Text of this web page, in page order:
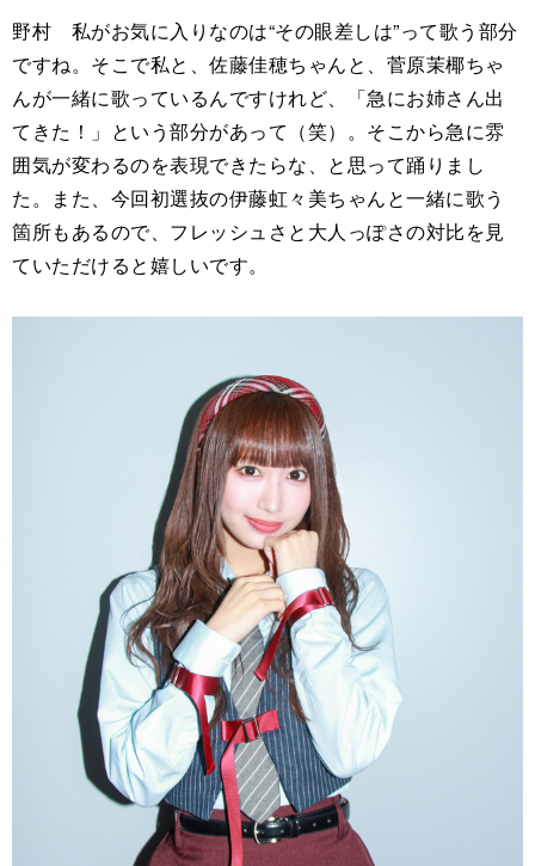
野村 私がお気に入りなのは“その眼差しは”って歌う部分
ですね。そこで私と、佐藤佳穂ちゃんと、菅原茉椰ちゃ
んが一緒に歌っているんですけれど、「急にお姉さん出
てきた！」という部分があって（笑）。そこから急に雰
囲気が変わるのを表現できたらな、と思って踊りまし
た。また、今回初選抜の伊藤虹々美ちゃんと一緒に歌う
箇所もあるので、フレッシュさと大人っぽさの対比を見
ていただけると嬉しいです。